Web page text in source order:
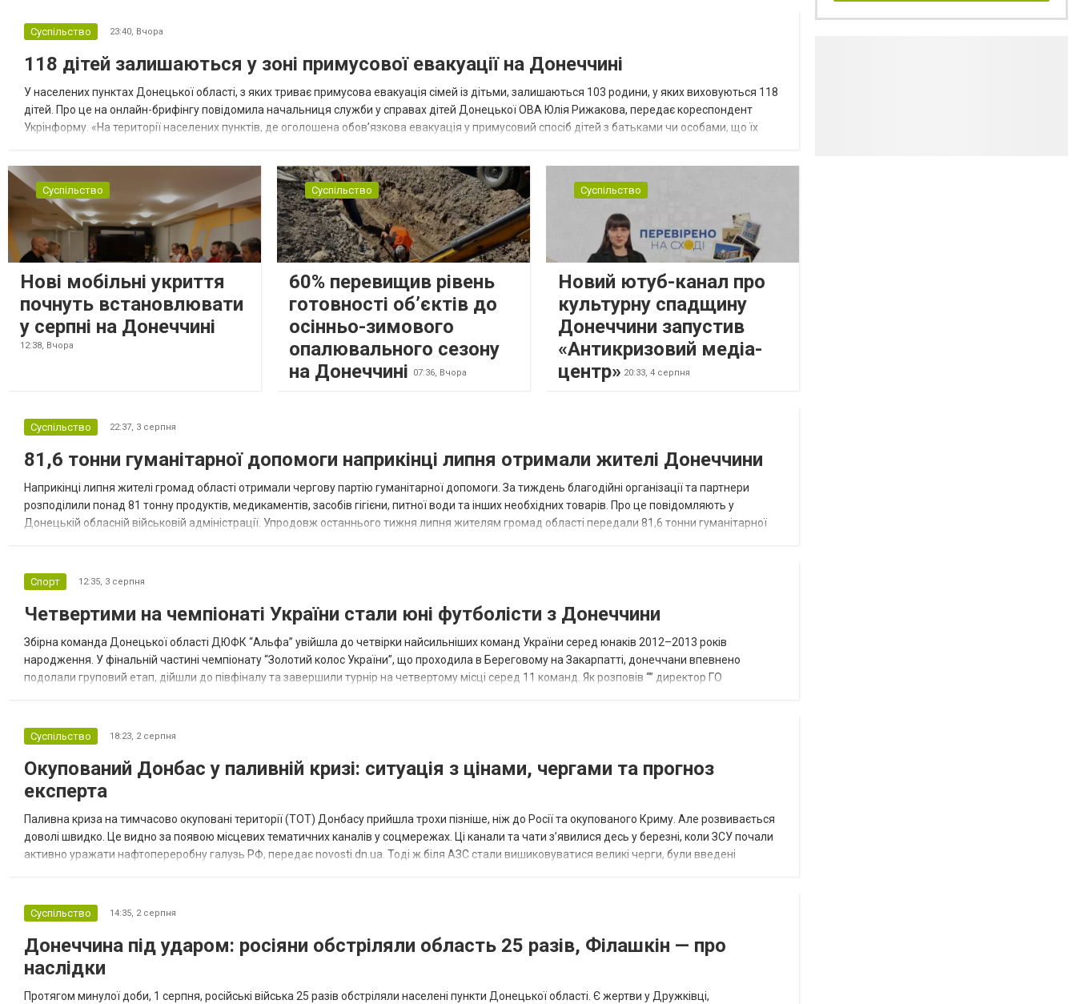
Суспільство 23:40, Вчора
118 дітей залишаються у зоні примусової евакуації на Донеччині
У населених пунктах Донецької області, з яких триває примусова евакуація сімей із дітьми, залишаються 103 родини, у яких виховуються 118
дітей. Про це на онлайн-брифінгу повідомила начальниця служби у справах дітей Донецької ОВА Юлія Рижакова, передає кореспондент
Укрінформу. «На території населених пунктів, де оголошена обов’язкова евакуація у примусовий спосіб дітей з батьками чи особами, що їх
Суспільство
Нові мобільні укриття
почнуть встановлювати
у серпні на Донеччині
12:38, Вчора
Суспільство
60% перевищив рівень
готовності об’єктів до
осінньо-зимового
опалювального сезону
на Донеччині
07:36, Вчора
Суспільство
Новий ютуб-канал про
культурну спадщину
Донеччини запустив
«Антикризовий медіа-
центр» 20:33, 4 серпня
Суспільство 22:37, 3 серпня
81,6 тонни гуманітарної допомоги наприкінці липня отримали жителі Донеччини
Наприкінці липня жителі громад області отримали чергову партію гуманітарної допомоги. За тиждень благодійні організації та партнери
розподілили понад 81 тонну продуктів, медикаментів, засобів гігієни, питної води та інших необхідних товарів. Про це повідомляють у
Донецькій обласній військовій адміністрації. Упродовж останнього тижня липня жителям громад області передали 81,6 тонни гуманітарної
Спорт 12:35, 3 серпня
Четвертими на чемпіонаті України стали юні футболісти з Донеччини
Збірна команда Донецької області ДЮФК “Альфа” увійшла до четвірки найсильніших команд України серед юнаків 2012–2013 років
народження. У фінальній частині чемпіонату “Золотий колос України”, що проходила в Береговому на Закарпатті, донеччани впевнено
подолали груповий етап, дійшли до півфіналу та завершили турнір на четвертому місці серед 11 команд. Як розповів “” директор ГО
Суспільство 18:23, 2 серпня
Окупований Донбас у паливній кризі: ситуація з цінами, чергами та прогноз
експерта
Паливна криза на тимчасово окуповані території (ТОТ) Донбасу прийшла трохи пізніше, ніж до Росії та окупованого Криму. Але розвивається
доволі швидко. Це видно за появою місцевих тематичних каналів у соцмережах. Ці канали та чати з’явилися десь у березні, коли ЗСУ почали
активно уражати нафтопереробну галузь РФ, передає novosti.dn.ua. Тоді ж біля АЗС стали вишиковуватися великі черги, були введені
Суспільство 14:35, 2 серпня
Донеччина під ударом: росіяни обстріляли область 25 разів, Філашкін — про
наслідки
Протягом минулої доби, 1 серпня, російські війська 25 разів обстріляли населені пункти Донецької області. Є жертви у Дружківці,